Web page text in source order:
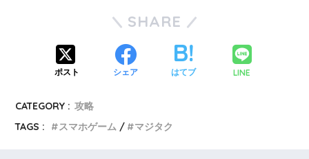
SHARE
ポスト シェア はてブ LINE
CATEGORY : 攻略
TAGS :
スマホゲーム マジタク